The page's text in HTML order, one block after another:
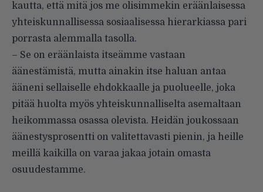
kautta, että mitä jos me olisimmekin eräänlaisessa
yhteiskunnallisessa sosiaalisessa hierarkiassa pari
porrasta alemmalla tasolla.
– Se on eräänlaista itseämme vastaan
äänestämistä, mutta ainakin itse haluan antaa
ääneni sellaiselle ehdokkaalle ja puolueelle, joka
pitää huolta myös yhteiskunnalliselta asemaltaan
heikommassa osassa olevista. Heidän joukossaan
äänestysprosentti on valitettavasti pienin, ja heille
meillä kaikilla on varaa jakaa jotain omasta
osuudestamme.